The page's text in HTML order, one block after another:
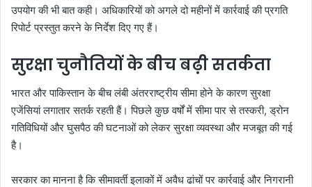
उपयोग की भी बात कही। अधिकारियों को अगले दो महीनों में कार्रवाई की प्रगति
रिपोर्ट प्रस्तुत करने के निर्देश दिए गए हैं।
सुरक्षा चुनौतियों के बीच बढ़ी सतर्कता
भारत और पाकिस्तान के बीच लंबी अंतरराष्ट्रीय सीमा होने के कारण सुरक्षा
एजेंसियां लगातार सतर्क रहती हैं। पिछले कुछ वर्षों में सीमा पार से तस्करी, ड्रोन
गतिविधियों और घुसपैठ की घटनाओं को लेकर सुरक्षा व्यवस्था और मजबूत की गई
है।
सरकार का मानना है कि सीमावर्ती इलाकों में अवैध ढांचों पर कार्रवाई और निगरानी